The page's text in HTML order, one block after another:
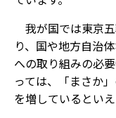
我が国では東京
り、国や地方自治
への取り組みの必
っては、「まさか
を増しているといえ